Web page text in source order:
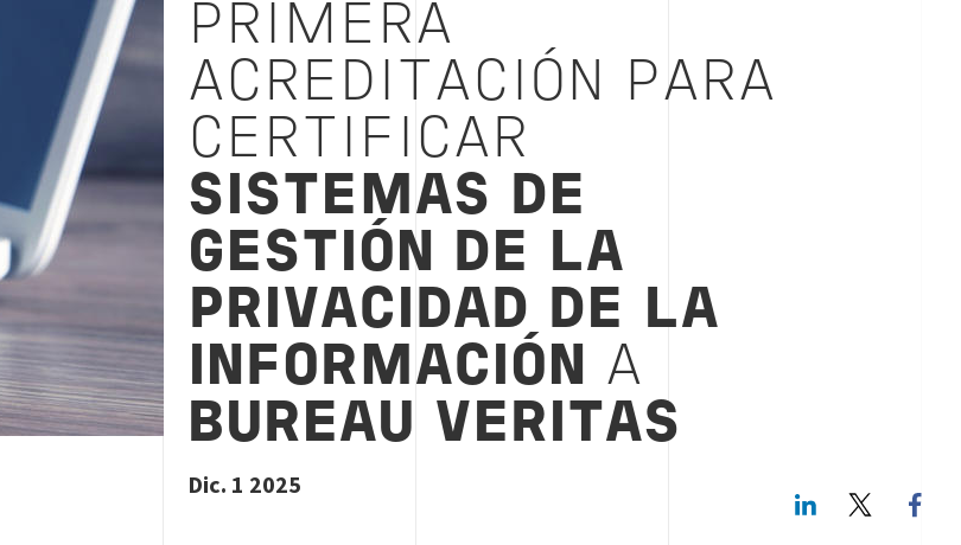
PRIMERA
ACREDITACIÓN PARA
CERTIFICAR
SISTEMAS DE
GESTIÓN DE LA
PRIVACIDAD DE LA
INFORMACIÓN A
BUREAU VERITAS
Dic. 1 2025
LinkedIn